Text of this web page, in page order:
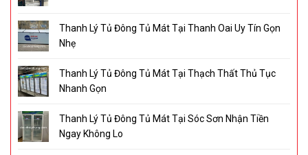
Thanh Lý Tủ Đông Tủ Mát Tại Thanh Oai Uy Tín Gọn
Nhẹ
Thanh Lý Tủ Đông Tủ Mát Tại Thạch Thất Thủ Tục
Nhanh Gọn
Thanh Lý Tủ Đông Tủ Mát Tại Sóc Sơn Nhận Tiền
Ngay Không Lo